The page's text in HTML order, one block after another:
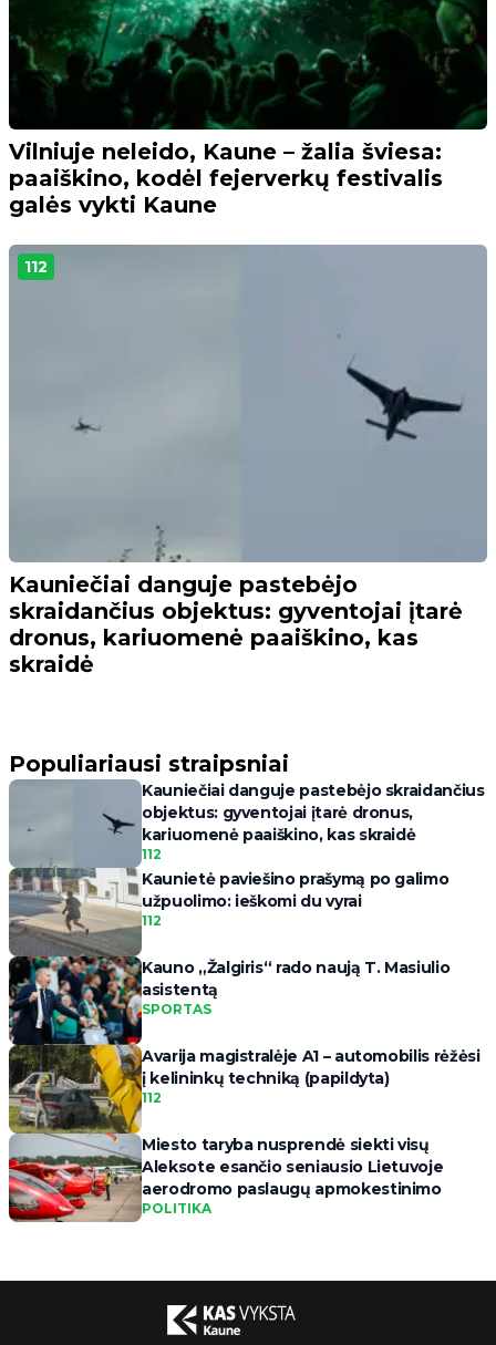
Vilniuje neleido, Kaune – žalia šviesa:
paaiškino, kodėl fejerverkų festivalis
galės vykti Kaune
112
Kauniečiai danguje pastebėjo
skraidančius objektus: gyventojai įtarė
dronus, kariuomenė paaiškino, kas
skraidė
Populiariausi straipsniai
Kauniečiai danguje pastebėjo skraidančius
objektus: gyventojai įtarė dronus,
kariuomenė paaiškino, kas skraidė
112
Kaunietė paviešino prašymą po galimo
užpuolimo: ieškomi du vyrai
112
Kauno „Žalgiris“ rado naują T. Masiulio
asistentą
SPORTAS
Avarija magistralėje A1 – automobilis rėžėsi
į kelininkų techniką (papildyta)
112
Miesto taryba nusprendė siekti visų
Aleksote esančio seniausio Lietuvoje
aerodromo paslaugų apmokestinimo
POLITIKA